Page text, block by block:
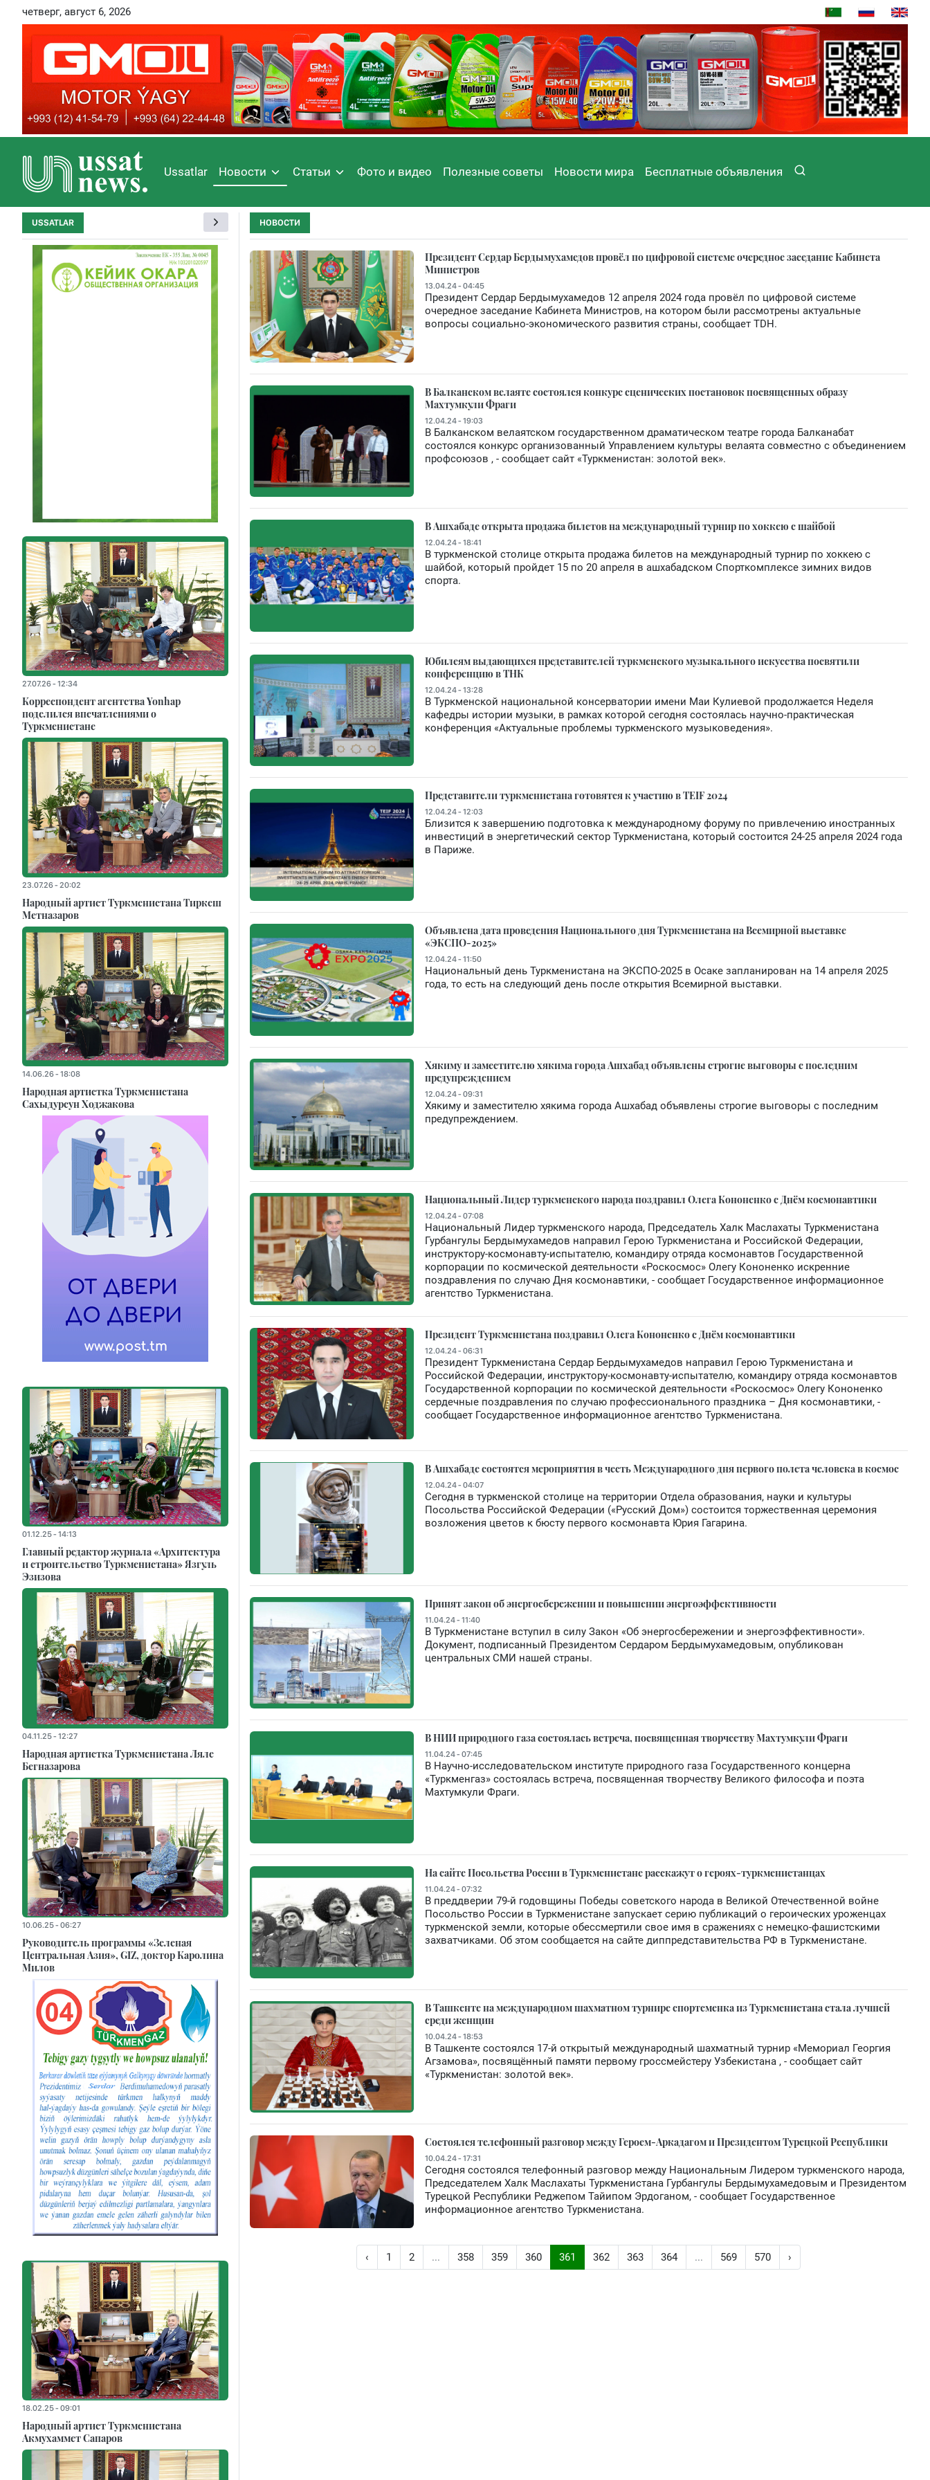
четверг, август 6, 2026
Ussatlar Новости Статьи Фото и видео Полезные советы Новости мира Бесплатные объявления
НОВОСТИ
Президент Сердар Бердымухамедов провёл по цифровой системе очередное заседание Кабинета
Министров
13.04.24 - 04:45
Президент Сердар Бердымухамедов 12 апреля 2024 года провёл по цифровой системе
очередное заседание Кабинета Министров, на котором были рассмотрены актуальные
вопросы социально-экономического развития страны, сообщает TDH.
В Балканском велаяте состоялся конкурс сценических постановок посвященных образу
Махтумкули Фраги
12.04.24 - 19:03
В Балканском велаятском государственном драматическом театре города Балканабат
состоялся конкурс организованный Управлением культуры велаята совместно с объединением
профсоюзов , - сообщает сайт «Туркменистан: золотой век».
В Ашхабаде открыта продажа билетов на международный турнир по хоккею с шайбой
12.04.24 - 18:41
В туркменской столице открыта продажа билетов на международный турнир по хоккею с
шайбой, который пройдет 15 по 20 апреля в ашхабадском Спорткомплексе зимних видов
спорта.
Юбилеям выдающихся представителей туркменского музыкального искусства посвятили
конференцию в ТНК
12.04.24 - 13:28
В Туркменской национальной консерватории имени Маи Кулиевой продолжается Неделя
кафедры истории музыки, в рамках которой сегодня состоялась научно-практическая
конференция «Актуальные проблемы туркменского музыковедения».
Представители туркменистана готовятся к участию в TEIF 2024
12.04.24 - 12:03
Близится к завершению подготовка к международному форуму по привлечению иностранных
инвестиций в энергетический сектор Туркменистана, который состоится 24-25 апреля 2024 года
в Париже.
Объявлена дата проведения Национального дня Туркменистана на Всемирной выставке
«ЭКСПО-2025»
12.04.24 - 11:50
Национальный день Туркменистана на ЭКСПО-2025 в Осаке запланирован на 14 апреля 2025
года, то есть на следующий день после открытия Всемирной выставки.
Хякиму и заместителю хякима города Ашхабад объявлены строгие выговоры с последним
предупреждением
12.04.24 - 09:31
Хякиму и заместителю хякима города Ашхабад объявлены строгие выговоры с последним
предупреждением.
Национальный Лидер туркменского народа поздравил Олега Кононенко с Днём космонавтики
12.04.24 - 07:08
Национальный Лидер туркменского народа, Председатель Халк Маслахаты Туркменистана
Гурбангулы Бердымухамедов направил Герою Туркменистана и Российской Федерации,
инструктору-космонавту-испытателю, командиру отряда космонавтов Государственной
корпорации по космической деятельности «Роскосмос» Олегу Кононенко искренние
поздравления по случаю Дня космонавтики, - сообщает Государственное информационное
агентство Туркменистана.
Президент Туркменистана поздравил Олега Кононенко с Днём космонавтики
12.04.24 - 06:31
Президент Туркменистана Сердар Бердымухамедов направил Герою Туркменистана и
Российской Федерации, инструктору-космонавту-испытателю, командиру отряда космонавтов
Государственной корпорации по космической деятельности «Роскосмос» Олегу Кононенко
сердечные поздравления по случаю профессионального праздника – Дня космонавтики, -
сообщает Государственное информационное агентство Туркменистана.
В Ашхабаде состоятся мероприятия в честь Международного дня первого полета человека в космос
12.04.24 - 04:07
Сегодня в туркменской столице на территории Отдела образования, науки и культуры
Посольства Российской Федерации («Русский Дом») состоится торжественная церемония
возложения цветов к бюсту первого космонавта Юрия Гагарина.
Принят закон об энергосбережении и повышении энергоэффективности
11.04.24 - 11:40
В Туркменистане вступил в силу Закон «Об энергосбережении и энергоэффективности».
Документ, подписанный Президентом Сердаром Бердымухамедовым, опубликован
центральных СМИ нашей страны.
В НИИ природного газа состоялась встреча, посвященная творчеству Махтумкули Фраги
11.04.24 - 07:45
В Научно-исследовательском институте природного газа Государственного концерна
«Туркменгаз» состоялась встреча, посвященная творчеству Великого философа и поэта
Махтумкули Фраги.
На сайте Посольства России в Туркменистане расскажут о героях-туркменистанцах
11.04.24 - 07:32
В преддверии 79-й годовщины Победы советского народа в Великой Отечественной войне
Посольство России в Туркменистане запускает серию публикаций о героических уроженцах
туркменской земли, которые обессмертили свое имя в сражениях с немецко-фашистскими
захватчиками. Об этом сообщается на сайте диппредставительства РФ в Туркменистане.
В Ташкенте на международном шахматном турнире спортсменка из Туркменистана стала лучшей
среди женщин
10.04.24 - 18:53
В Ташкенте состоялся 17-й открытый международный шахматный турнир «Мемориал Георгия
Агзамова», посвящённый памяти первому гроссмейстеру Узбекистана , - сообщает сайт
«Туркменистан: золотой век».
Состоялся телефонный разговор между Героем-Аркадагом и Президентом Турецкой Республики
10.04.24 - 17:31
Сегодня состоялся телефонный разговор между Национальным Лидером туркменского народа,
Председателем Халк Маслахаты Туркменистана Гурбангулы Бердымухамедовым и Президентом
Турецкой Республики Реджепом Тайипом Эрдоганом, - сообщает Государственное
информационное агентство Туркменистана.
‹ 1 2 ... 358 359 360 361 362 363 364 ... 569 570 ›
USSATLAR
27.07.26 - 12:34
Корреспондент агентства Yonhap
поделился впечатлениями о
Туркменистане
23.07.26 - 20:02
Народный артист Туркменистана Тиркеш
Мeтназаров
14.06.26 - 18:08
Народная артистка Туркменистана
Сахыдурсун Ходжакова
01.12.25 - 14:13
Главный редактор журнала «Архитектура
и строительство Туркменистана» Язгуль
Эзизова
04.11.25 - 12:27
Народная артистка Туркменистана Ляле
Бегназарова
10.06.25 - 06:27
Руководитель программы «Зеленая
Центральная Азия», GIZ, доктор Каролина
Милов
18.02.25 - 09:01
Народный артист Туркменистана
Акмухаммет Сапаров